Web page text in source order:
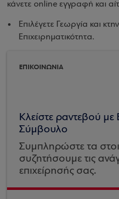
κάνετε online εγγραφή και
Επιλέγετε Γεωργία και
Επιχειρηματικότητα.
ΕΠΙΚΟΙΝΩΝΙΑ
Κλείστε ραντεβού με
Σύμβουλο
Συμπληρώστε τα
συζητήσουμε τις
επιχείρησής σας.